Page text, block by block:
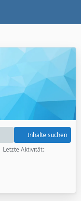
Inhalte suchen
Letzte Aktivität